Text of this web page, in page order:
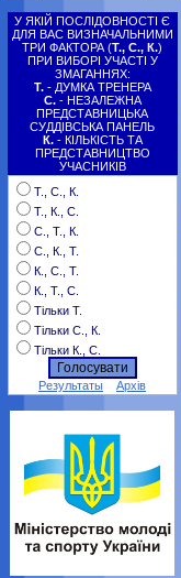
У ЯКІЙ ПОСЛІДОВНОСТІ Є
ДЛЯ ВАС ВИЗНАЧАЛЬНИМИ
ТРИ ФАКТОРА (Т., С., К.)
ПРИ ВИБОРІ УЧАСТІ У
ЗМАГАННЯХ:
Т.- ДУМКА ТРЕНЕРА
С.- НЕЗАЛЕЖНА
ПРЕДСТАВНИЦЬКА
СУДДІВСЬКА ПАНЕЛЬ
К.- КІЛЬКІСТЬ ТА
ПРЕДСТАВНИЦТВО
УЧАСНИКІВ
Т., С., К.
Т., К., С.
С., Т., К.
С., К., Т.
К., С., Т.
К., Т., С.
Тільки Т.
Тільки С., К.
Тільки К., С.
Результаты Архів